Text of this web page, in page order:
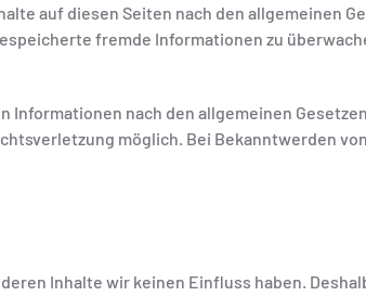
auf diesen Seiten nach den allgemeinen
fremde Informationen zu
nach den allgemeinen
möglich. Bei Bekanntwerden
Inhalte wir keinen Einfluss haben.